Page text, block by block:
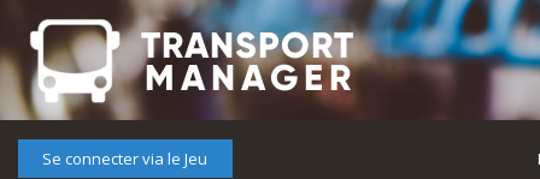
Se connecter via le Jeu